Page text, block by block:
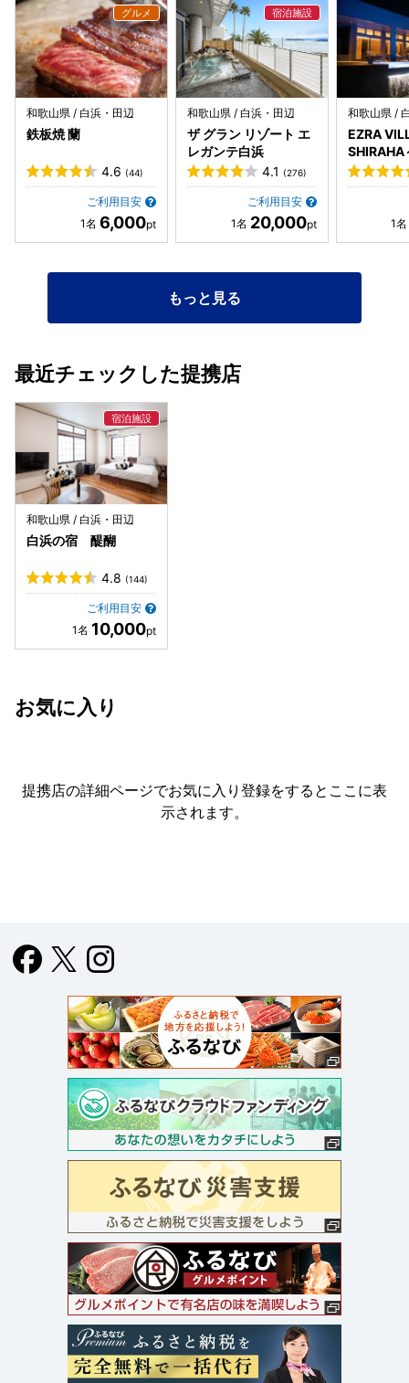
和歌山県 / 白浜・田辺
鉄板焼 蘭
4.6 (44)
ご利用目安
6,000
和歌山県 / 白浜・田辺
ザ グラン リゾート エ
レガンテ白浜
4.1 (276)
ご利用目安
20,000
和歌山県 /
EZRA
SHIRAHA
もっと見る
最近チェックした提携店
和歌山県 / 白浜・田辺
白浜の宿 醍醐
4.8 (144)
ご利用目安
10,000
お気に入り
提携店の詳細ページでお気に入り登録をすると ここに表
示されます。